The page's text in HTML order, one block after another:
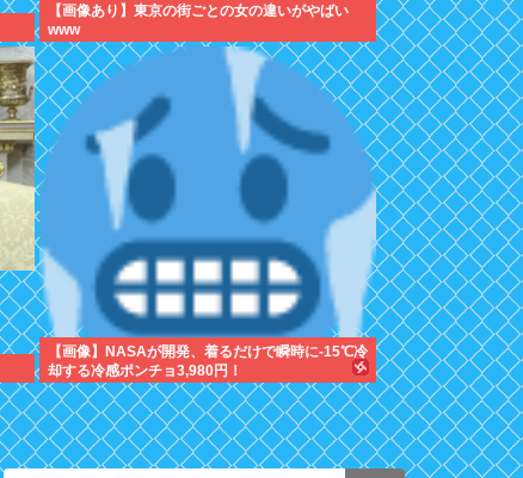
【画像あり】東京の街ごとの女の違いがやばい
www
【画像】NASAが開発、着るだけで瞬時に-15℃冷
却する冷感ポンチョ3,980円！